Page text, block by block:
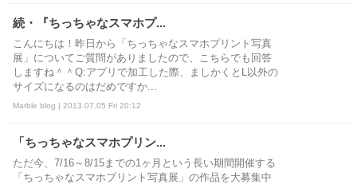
続・『ちっちゃなスマホプ...
こんにちは！昨日から「ちっちゃなスマホプリント写真
展」についてご質問がありましたので、こちらでも回答
しますね＾＾Q:アプリで加工した際、ましかくとL以外の
サイズになるのはだめですか...
Marble blog | 2013.07.05 Fri 20:12
「ちっちゃなスマホプリン...
ただ今、7/16～8/15までの1ヶ月という長い期間開催する
「ちっちゃなスマホプリント写真展」の作品を大募集中